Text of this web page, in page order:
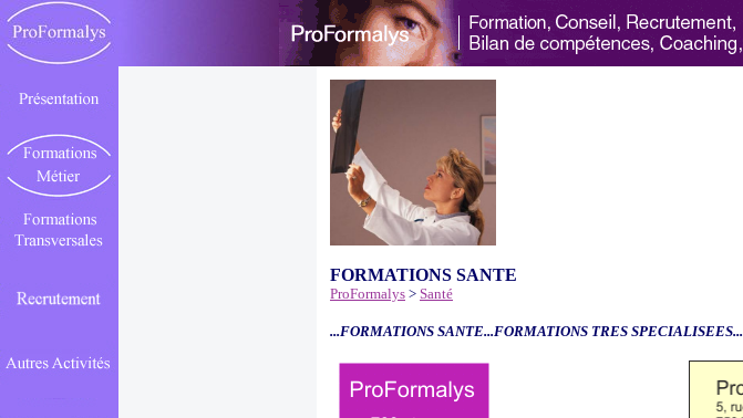
FORMATIONS SANTE
ProFormalys > Santé
...FORMATIONS SANTE...FORMATIONS TRES SPECIALISEES...